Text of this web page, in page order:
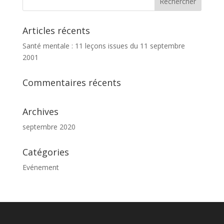
Articles récents
Santé mentale : 11 leçons issues du 11 septembre
2001
Commentaires récents
Archives
septembre 2020
Catégories
Evénement